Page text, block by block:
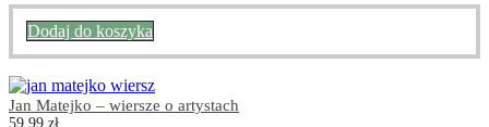
Dodaj do koszyka
Jan Matejko – wiersze o artystach
59,99 zł